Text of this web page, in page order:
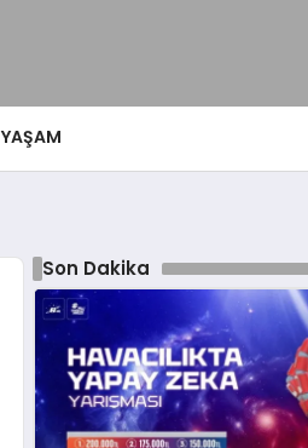
YAŞAM
Son Dakika